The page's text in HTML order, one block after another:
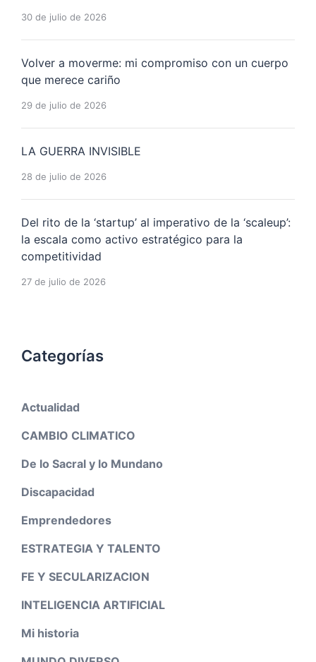
30 de julio de 2026
Volver a moverme: mi compromiso con un cuerpo
que merece cariño
29 de julio de 2026
LA GUERRA INVISIBLE
28 de julio de 2026
Del rito de la ‘startup’ al imperativo de la ‘scaleup’:
la escala como activo estratégico para la
competitividad
27 de julio de 2026
Categorías
Actualidad
CAMBIO CLIMATICO
De lo Sacral y lo Mundano
Discapacidad
Emprendedores
ESTRATEGIA Y TALENTO
FE Y SECULARIZACION
INTELIGENCIA ARTIFICIAL
Mi historia